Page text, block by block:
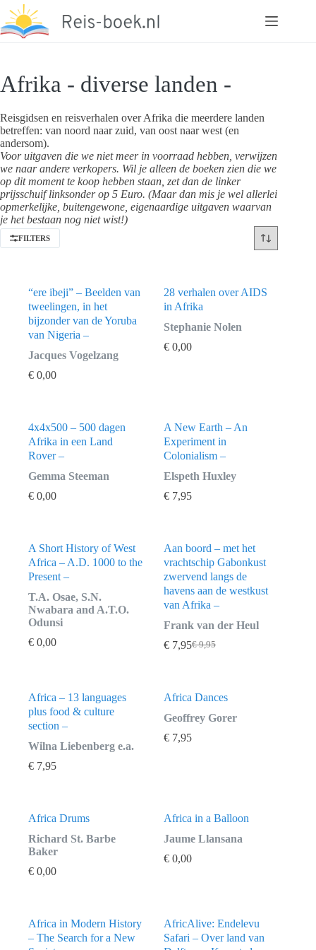
naar
de
Afrika - diverse landen -
Reisgidsen en reisverhalen over Afrika die meerdere landen
betreffen: van noord naar zuid, van oost naar west (en
andersom).
Voor uitgaven die we niet meer in voorraad hebben, verwijzen
we naar andere verkopers. Wil je alleen de boeken zien die we
op dit moment te koop hebben staan, zet dan de linker
prijsschuif linksonder op 5 Euro. (Maar dan mis je wel allerlei
opmerkelijke, buitengewone, eigenaardige uitgaven waarvan
je het bestaan nog niet wist!)
FILTERS
“ere ibeji” – Beelden van
tweelingen, in het
bijzonder van de Yoruba
van Nigeria –
Jacques Vogelzang
€ 0,00
28 verhalen over AIDS
in Afrika
Stephanie Nolen
€ 0,00
4x4x500 – 500 dagen
Afrika in een Land
Rover –
Gemma Steeman
€ 0,00
A New Earth – An
Experiment in
Colonialism –
Elspeth Huxley
€ 7,95
A Short History of West
Africa – A.D. 1000 to the
Present –
T.A. Osae, S.N.
Nwabara and A.T.O.
Odunsi
€ 0,00
Aan boord – met het
vrachtschip Gabonkust
zwervend langs de
havens aan de westkust
van Afrika –
Frank van der Heul
€9,95
Oorspronkelijke
€ 7,95Huidige
Africa – 13 languages
plus food & culture
section –
Wilna Liebenberg e.a.
€ 7,95
Africa Dances
Geoffrey Gorer
€ 7,95
Africa Drums
Richard St. Barbe
Baker
€ 0,00
Africa in a Balloon
Jaume Llansana
€ 0,00
Africa in Modern History
– The Search for a New
AfricAlive: Endelevu
Safari – Over land van